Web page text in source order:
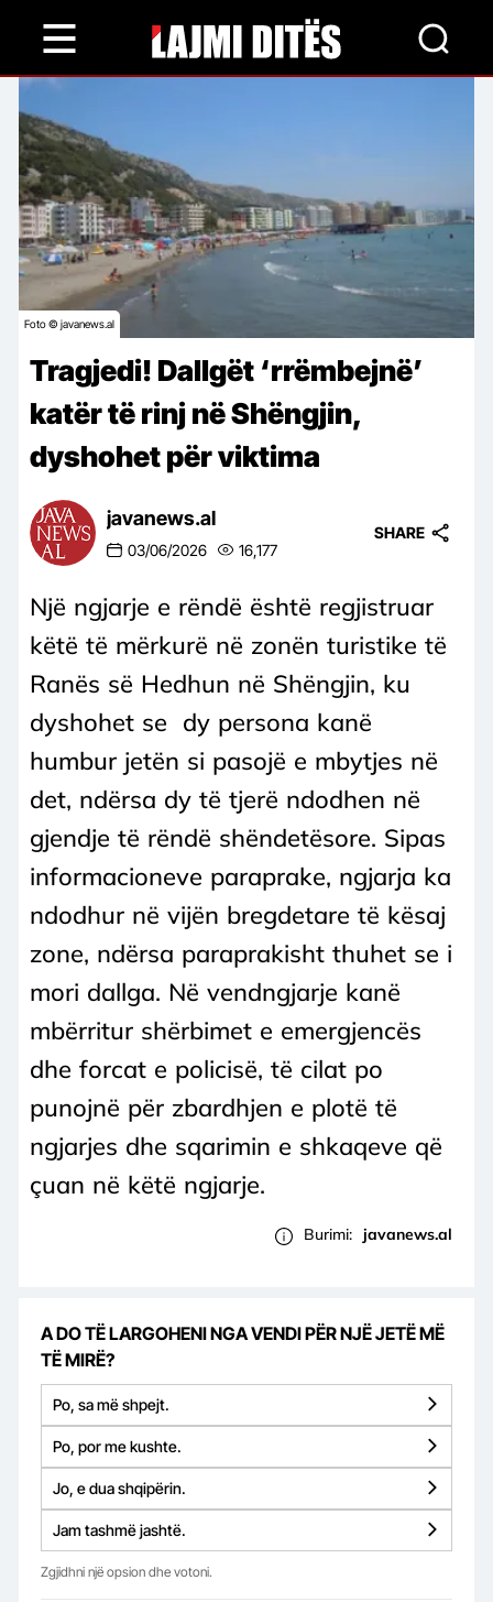
content
Foto © javanews.al
Tragjedi! Dallgët ‘rrëmbejnë’
katër të rinj në Shëngjin,
dyshohet për viktima
javanews.al
03/06/2026 16,177
SHARE
Një ngjarje e rëndë është regjistruar
këtë të mërkurë në zonën turistike të
Ranës së Hedhun në Shëngjin, ku
dyshohet se dy persona kanë
humbur jetën si pasojë e mbytjes në
det, ndërsa dy të tjerë ndodhen në
gjendje të rëndë shëndetësore. Sipas
informacioneve paraprake, ngjarja ka
ndodhur në vijën bregdetare të kësaj
zone, ndërsa paraprakisht thuhet se i
mori dallga. Në vendngjarje kanë
mbërritur shërbimet e emergjencës
dhe forcat e policisë, të cilat po
punojnë për zbardhjen e plotë të
ngjarjes dhe sqarimin e shkaqeve që
çuan në këtë ngjarje.
Burimi: javanews.al
A DO TË LARGOHENI NGA VENDI PËR NJË JETË MË
TË MIRË?
Po, sa më shpejt.
Po, por me kushte.
Jo, e dua shqipërin.
Jam tashmë jashtë.
Zgjidhni një opsion dhe votoni.